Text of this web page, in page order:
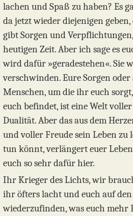
lachen und Spaß zu haben? Es
da jetzt wieder diejenigen geben,
gibt Sorgen und
heutigen Zeit. Aber ich sage es
wird dafür »geradestehen«. Sie
verschwinden. Eure Sorgen
Menschen, um die ihr euch
euch befindet, ist eine Welt
Dualität. Aber das aus dem
und voller Freude sein Leben zu
tun könnt, verlängert euer
euch so sehr dafür hier.
Ihr Krieger des Lichts, wir
ihr öfters lacht und euch auf den
wiederzufinden, was euch mehr